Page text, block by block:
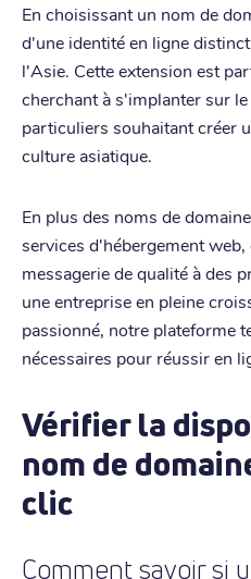
En choisissant un nom de
d'une identité en ligne
l'Asie. Cette extension est
cherchant à s'implanter sur
particuliers souhaitant créer
culture asiatique.
En plus des noms de
services d'hébergement
messagerie de qualité à des
une entreprise en pleine
passionné, notre plateforme
nécessaires pour réussir en
Vérifier la
nom de
clic
Comment savoir si